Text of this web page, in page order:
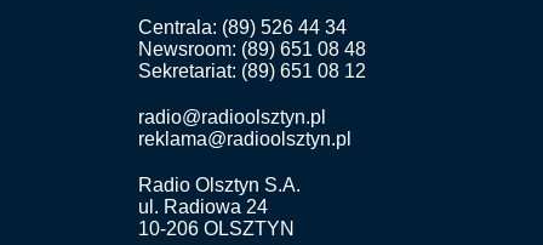
Centrala: (89) 526 44 34
Newsroom: (89) 651 08 48
Sekretariat: (89) 651 08 12
radio@radioolsztyn.pl
reklama@radioolsztyn.pl
Radio Olsztyn S.A.
ul. Radiowa 24
10-206 OLSZTYN